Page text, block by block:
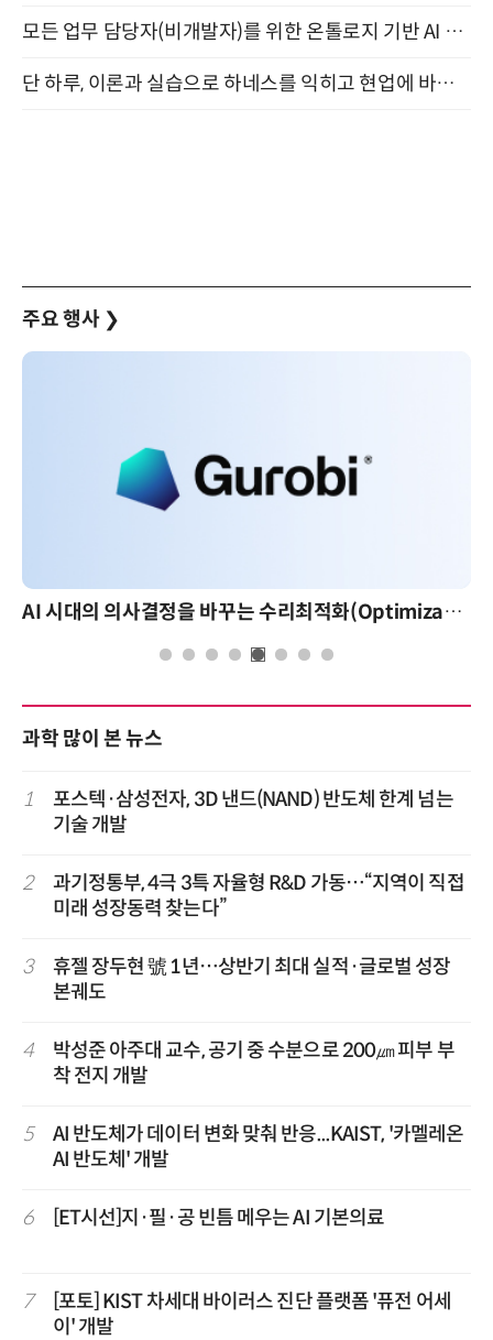
모든 업무 담당자(비개발자)를 위한 온톨로지 기반 AI 지식체계 설계 1-day 워크숍 8월 20일 개최
단 하루, 이론과 실습으로 하네스를 익히고 현업에 바로 쓰는 핸즈온 워크숍 (8/20)
주요 행사 ❯
AI 시대의 의사결정을 바꾸는 수리최적화(Optimization): 실제 산업 적용 사례와 활용 전략
과학 많이 본 뉴스
1
포스텍·삼성전자, 3D 낸드(NAND) 반도체 한계 넘는
기술 개발
2
과기정통부, 4극 3특 자율형 R&D 가동…“지역이 직접
미래 성장동력 찾는다”
3
휴젤 장두현 號 1년…상반기 최대 실적·글로벌 성장
본궤도
4
박성준 아주대 교수, 공기 중 수분으로 200㎛ 피부 부
착 전지 개발
5
AI 반도체가 데이터 변화 맞춰 반응...KAIST, '카멜레온
AI 반도체' 개발
6 [ET시선]지·필·공 빈틈 메우는 AI 기본의료
7
[포토] KIST 차세대 바이러스 진단 플랫폼 '퓨전 어세
이' 개발